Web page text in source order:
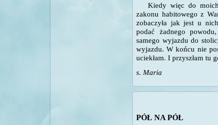
Kiedy więc do moich
zakonu habitowego z
zobaczyła jak jest u
podać żadnego
samego wyjazdu do
wyjazdu. W końcu nie
uciekłam. I przyszłam
s. Maria
PÓŁ NA PÓŁ